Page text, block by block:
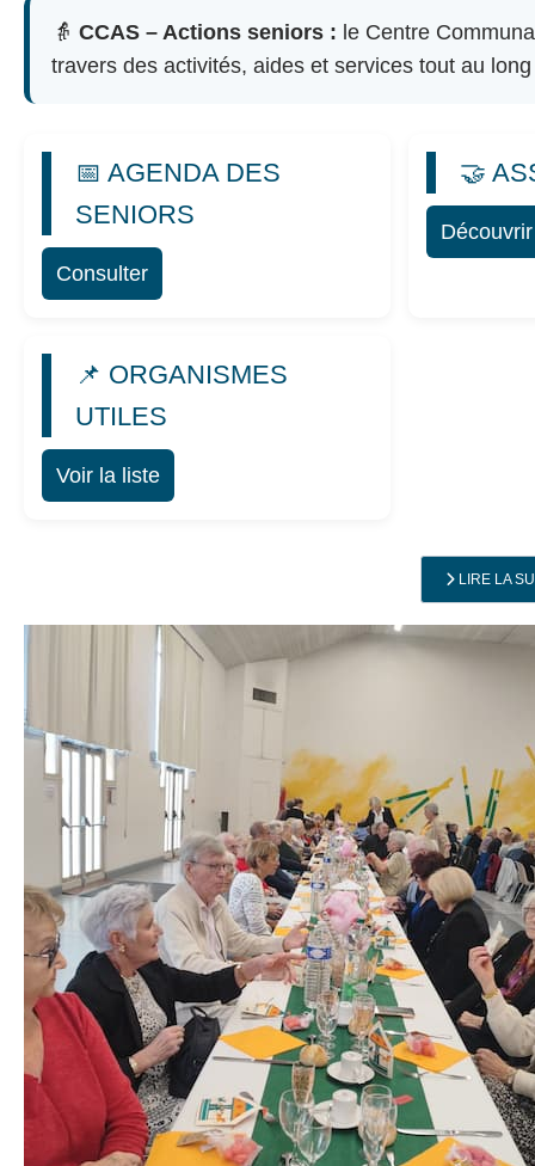
👵 CCAS – Actions seniors : le Centre
travers des activités, aides et services tout au long
📅 AGENDA DES
SENIORS
Consulter
🤝
Découvrir
📌 ORGANISMES
UTILES
Voir la liste
LIRE LA